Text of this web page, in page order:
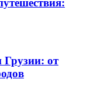
Грузии: от